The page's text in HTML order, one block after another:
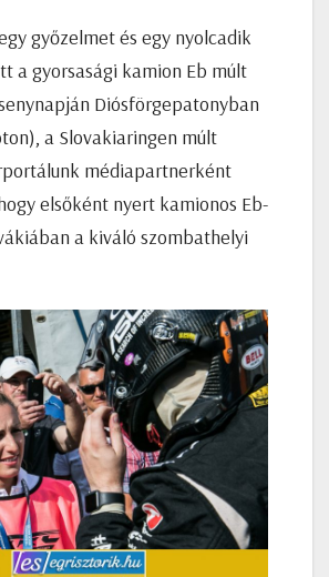
győzelmet és egy nyolcadik
a gyorsasági kamion Eb múlt
Diósförgepatonyban
a Slovakiaringen múlt
médiapartnerként
elsőként nyert kamionos Eb-
a kiváló szombathelyi